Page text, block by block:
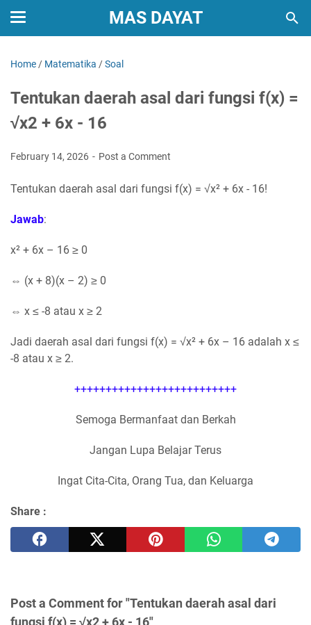
MAS DAYAT
Home / Matematika /Soal
Tentukan daerah asal dari fungsi f(x) =
√x2 + 6x - 16
February 14, 2026 Post a Comment
Tentukan daerah asal dari fungsi f(x) = √x² + 6x - 16!
Jawab:
x² + 6x – 16 ≥ 0
⇔ (x + 8)(x – 2) ≥ 0
⇔ x ≤ -8 atau x ≥ 2
Jadi daerah asal dari fungsi f(x) = √x² + 6x – 16 adalah x ≤
-8 atau x ≥ 2.
++++++++++++++++++++++++++
Semoga Bermanfaat dan Berkah
Jangan Lupa Belajar Terus
Ingat Cita-Cita, Orang Tua, dan Keluarga
Share :
Post a Comment for "Tentukan daerah asal dari
fungsi f(x) = √x2 + 6x - 16"